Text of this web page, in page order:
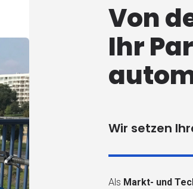
Von
Ihr
Wir setzen
Als Markt- und